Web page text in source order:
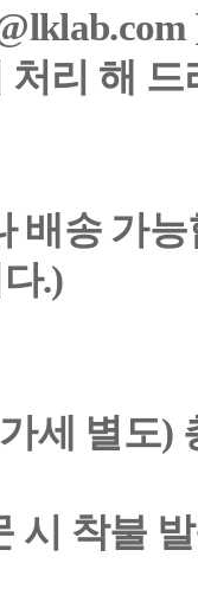
처리 해
배송 가
.)
세 별도)
시 착불